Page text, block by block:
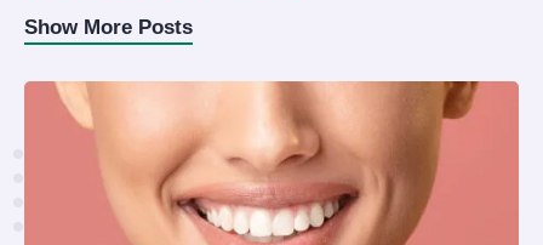
Show More Posts